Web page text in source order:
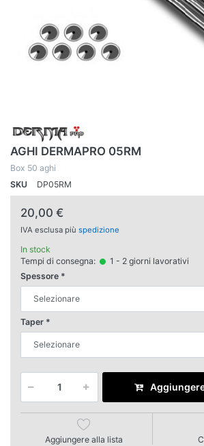
AGHI DERMAPRO 05RM
Box 50 aghi
SKU
DP05RM
20,00 €
IVA esclusa più spedizione
In stock
Tempi di consegna:
1 - 2 giorni lavorativi
Spessore
Taper
Aggiungere alla lista